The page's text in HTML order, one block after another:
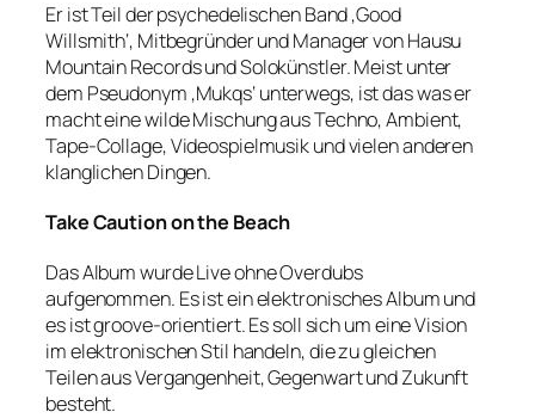
Er ist Teil der psychedelischen Band ‚Good
Willsmith‘, Mitbegründer und Manager von Hausu
Mountain Records und Solokünstler. Meist unter
dem Pseudonym ‚Mukqs‘ unterwegs, ist das was er
macht eine wilde Mischung aus Techno, Ambient,
Tape-Collage, Videospielmusik und vielen anderen
klanglichen Dingen.
Take Caution on the Beach
Das Album wurde Live ohne Overdubs
aufgenommen. Es ist ein elektronisches Album und
es ist groove-orientiert. Es soll sich um eine Vision
im elektronischen Stil handeln, die zu gleichen
Teilen aus Vergangenheit, Gegenwart und Zukunft
besteht.